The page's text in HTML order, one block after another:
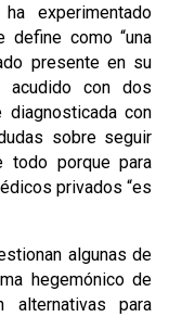
experimentado
define como “una
presente en su
con dos
con
sobre seguir
todo porque para
privados “es
algunas de
hegemónico de
alternativas para